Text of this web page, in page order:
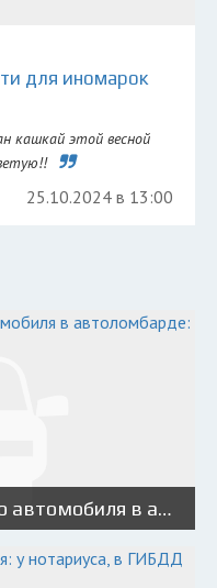
для иномарок
кашкай этой весной
25.10.2024 в 13:00
Займ под залог грузового автомобиля в автоломбарде: преимущества и недостатки